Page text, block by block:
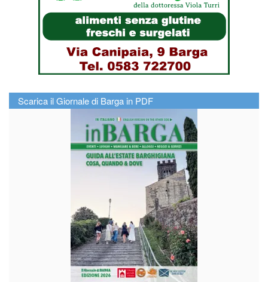
Scarica il Giornale di Barga in PDF